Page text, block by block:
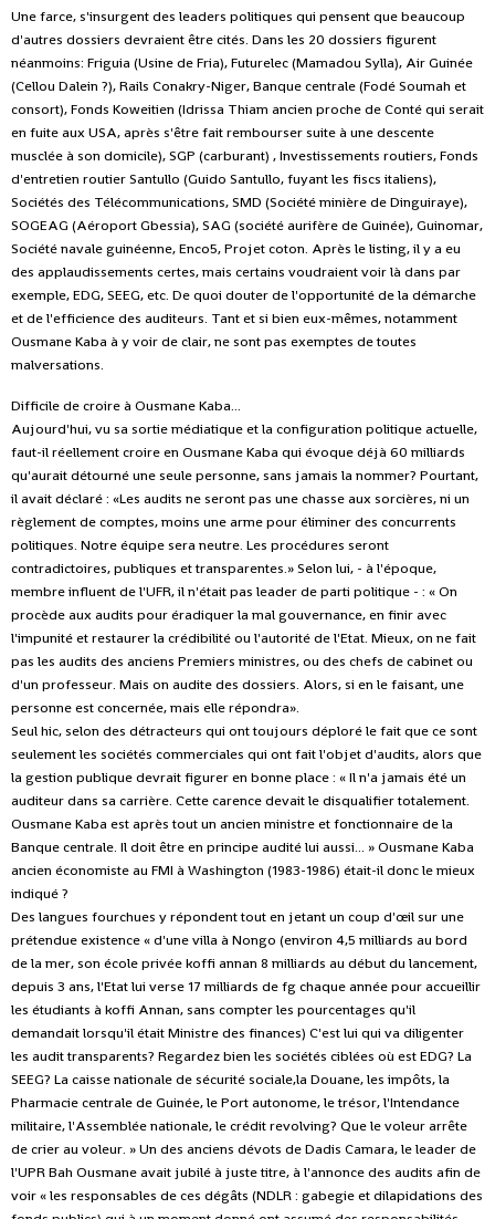
Une farce, s'insurgent des leaders politiques qui pensent que beaucoup
d'autres dossiers devraient être cités. Dans les 20 dossiers figurent
néanmoins: Friguia (Usine de Fria), Futurelec (Mamadou Sylla), Air Guinée
(Cellou Dalein ?), Rails Conakry-Niger, Banque centrale (Fodé Soumah et
consort), Fonds Koweitien (Idrissa Thiam ancien proche de Conté qui serait
en fuite aux USA, après s'être fait rembourser suite à une descente
musclée à son domicile), SGP (carburant) , Investissements routiers, Fonds
d'entretien routier Santullo (Guido Santullo, fuyant les fiscs italiens),
Sociétés des Télécommunications, SMD (Société minière de Dinguiraye),
SOGEAG (Aéroport Gbessia), SAG (société aurifère de Guinée), Guinomar,
Société navale guinéenne, Enco5, Projet coton. Après le listing, il y a eu
des applaudissements certes, mais certains voudraient voir là dans par
exemple, EDG, SEEG, etc. De quoi douter de l'opportunité de la démarche
et de l'efficience des auditeurs. Tant et si bien eux-mêmes, notamment
Ousmane Kaba à y voir de clair, ne sont pas exemptes de toutes
malversations.
Difficile de croire à Ousmane Kaba...
Aujourd'hui, vu sa sortie médiatique et la configuration politique actuelle,
faut-il réellement croire en Ousmane Kaba qui évoque déjà 60 milliards
qu'aurait détourné une seule personne, sans jamais la nommer? Pourtant,
il avait déclaré : «Les audits ne seront pas une chasse aux sorcières, ni un
règlement de comptes, moins une arme pour éliminer des concurrents
politiques. Notre équipe sera neutre. Les procédures seront
contradictoires, publiques et transparentes.» Selon lui, - à l'époque,
membre influent de l'UFR, il n'était pas leader de parti politique - : « On
procède aux audits pour éradiquer la mal gouvernance, en finir avec
l'impunité et restaurer la crédibilité ou l'autorité de l'Etat. Mieux, on ne fait
pas les audits des anciens Premiers ministres, ou des chefs de cabinet ou
d'un professeur. Mais on audite des dossiers. Alors, si en le faisant, une
personne est concernée, mais elle répondra».
Seul hic, selon des détracteurs qui ont toujours déploré le fait que ce sont
seulement les sociétés commerciales qui ont fait l'objet d'audits, alors que
la gestion publique devrait figurer en bonne place : « Il n'a jamais été un
auditeur dans sa carrière. Cette carence devait le disqualifier totalement.
Ousmane Kaba est après tout un ancien ministre et fonctionnaire de la
Banque centrale. Il doit être en principe audité lui aussi... » Ousmane Kaba
ancien économiste au FMI à Washington (1983-1986) était-il donc le mieux
indiqué ?
Des langues fourchues y répondent tout en jetant un coup d'œil sur une
prétendue existence « d'une villa à Nongo (environ 4,5 milliards au bord
de la mer, son école privée koffi annan 8 milliards au début du lancement,
depuis 3 ans, l'Etat lui verse 17 milliards de fg chaque année pour accueillir
les étudiants à koffi Annan, sans compter les pourcentages qu'il
demandait lorsqu'il était Ministre des finances) C'est lui qui va diligenter
les audit transparents? Regardez bien les sociétés ciblées où est EDG? La
SEEG? La caisse nationale de sécurité sociale,la Douane, les impôts, la
Pharmacie centrale de Guinée, le Port autonome, le trésor, l'Intendance
militaire, l'Assemblée nationale, le crédit revolving? Que le voleur arrête
de crier au voleur. » Un des anciens dévots de Dadis Camara, le leader de
l'UPR Bah Ousmane avait jubilé à juste titre, à l'annonce des audits afin de
voir « les responsables de ces dégâts (NDLR : gabegie et dilapidations des